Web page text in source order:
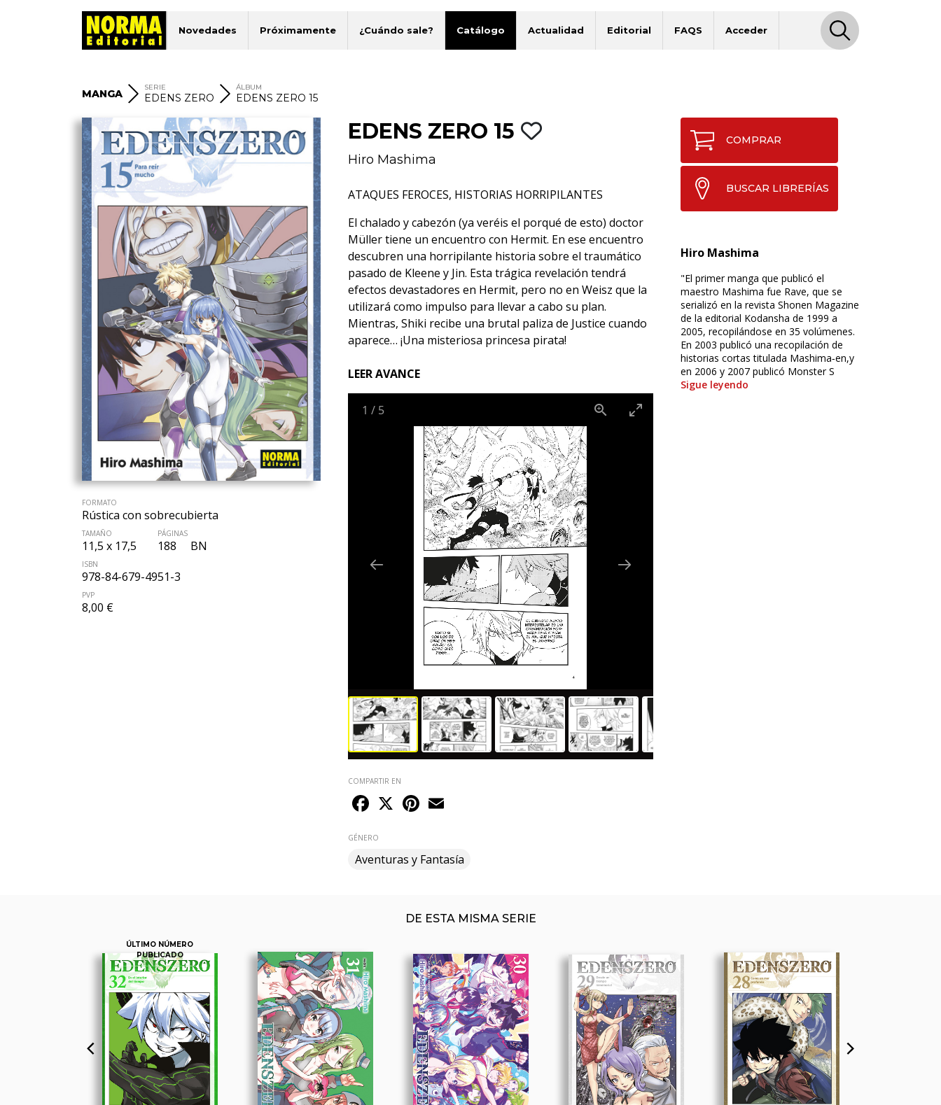
Novedades Próximamente ¿Cuándo sale? Catálogo Actualidad Editorial FAQS Acceder
MANGA
SERIE
EDENS ZERO
ÁLBUM
EDENS ZERO 15
FORMATO
Rústica con sobrecubierta
TAMAÑO
11,5 x 17,5
PÁGINAS
188 BN
ISBN
978-84-679-4951-3
PVP
8,00 €
EDENS ZERO 15
Hiro Mashima
ATAQUES FEROCES, HISTORIAS HORRIPILANTES
El chalado y cabezón (ya veréis el porqué de esto) doctor
Müller tiene un encuentro con Hermit. En ese encuentro
descubren una horripilante historia sobre el traumático
pasado de Kleene y Jin. Esta trágica revelación tendrá
efectos devastadores en Hermit, pero no en Weisz que la
utilizará como impulso para llevar a cabo su plan.
Mientras, Shiki recibe una brutal paliza de Justice cuando
aparece… ¡Una misteriosa princesa pirata!
LEER AVANCE
1 / 5
COMPARTIR EN
Facebook
X Pinterest
GÉNERO
Aventuras y Fantasía
COMPRAR
BUSCAR LIBRERÍAS
Hiro Mashima
"El primer manga que publicó el
maestro Mashima fue Rave, que se
serializó en la revista Shonen Magazine
de la editorial Kodansha de 1999 a
2005, recopilándose en 35 volúmenes.
En 2003 publicó una recopilación de
historias cortas titulada Mashima‐en,y
en 2006 y 2007 publicó Monster S
Sigue leyendo
DE ESTA MISMA SERIE
ÚLTIMO NÚMERO
PUBLICADO